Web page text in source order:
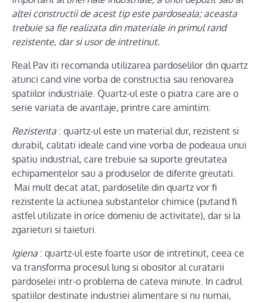
altei constructii de acest tip este pardoseala; aceasta
trebuie sa fie realizata din materiale in primul rand
rezistente, dar si usor de intretinut.
Real Pav iti recomanda utilizarea pardoselilor din quartz
atunci cand vine vorba de constructia sau renovarea
spatiilor industriale. Quartz-ul este o piatra care are o
serie variata de avantaje, printre care amintim:
Rezistenta : quartz-ul este un material dur, rezistent si
durabil, calitati ideale cand vine vorba de podeaua unui
spatiu industrial, care trebuie sa suporte greutatea
echipamentelor sau a produselor de diferite greutati.
Mai mult decat atat, pardoselile din quartz vor fi
rezistente la actiunea substantelor chimice (putand fi
astfel utilizate in orice domeniu de activitate), dar si la
zgarieturi si taieturi.
Igiena : quartz-ul este foarte usor de intretinut, ceea ce
va transforma procesul lung si obositor al curatarii
pardoselei intr-o problema de cateva minute. In cadrul
spatiilor destinate industriei alimentare si nu numai,